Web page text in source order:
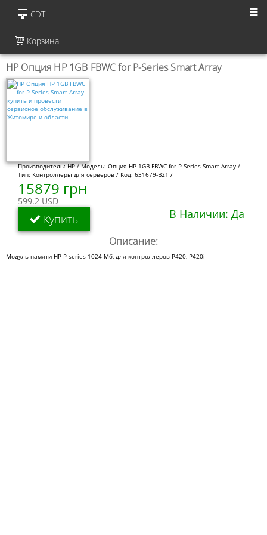
СЭТ
Корзина
HP Опция HP 1GB FBWC for P-Series Smart Array
Производитель: HP / Модель: Опция HP 1GB FBWC for P-Series Smart Array /
Тип: Контроллеры для серверов / Код: 631679-B21 /
15879 грн
599.2 USD
Купить В Наличии: Да
Описание:
Модуль памяти HP P-series 1024 Мб, для контроллеров P420, P420i